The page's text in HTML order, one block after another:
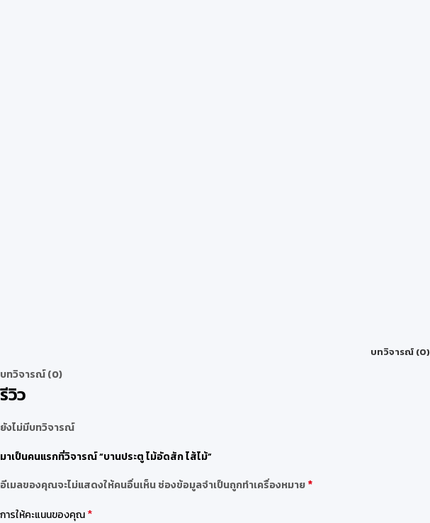
บทวิจารณ์ (0)
บทวิจารณ์ (0)
รีวิว
ยังไม่มีบทวิจารณ์
มาเป็นคนแรกที่วิจารณ์ “บานประตู ไม้อัดสัก ไส้ไม้”
อีเมลของคุณจะไม่แสดงให้คนอื่นเห็นช่องข้อมูลจำเป็นถูกทำเครื่องหมาย*
การให้คะแนนของคุณ*